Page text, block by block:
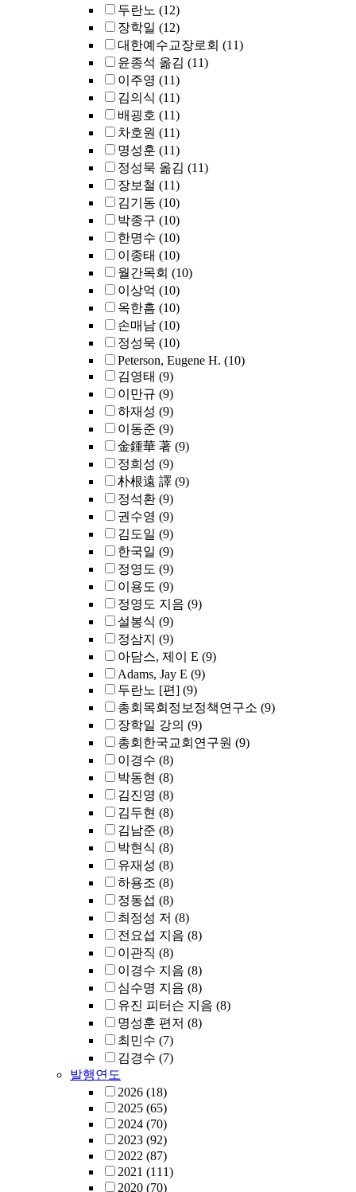
두란노 (12)
장학일 (12)
대한예수교장로회 (11)
윤종석 옮김 (11)
이주영 (11)
김의식 (11)
배굉호 (11)
차호원 (11)
명성훈 (11)
정성묵 옮김 (11)
장보철 (11)
김기동 (10)
박종구 (10)
한명수 (10)
이종태 (10)
월간목회 (10)
이상억 (10)
옥한흠 (10)
손매남 (10)
정성묵 (10)
Peterson, Eugene H. (10)
김영태 (9)
이만규 (9)
하재성 (9)
이동준 (9)
金鍾華 著 (9)
정희성 (9)
朴根遠 譯 (9)
정석환 (9)
권수영 (9)
김도일 (9)
한국일 (9)
정영도 (9)
이용도 (9)
정영도 지음 (9)
설봉식 (9)
정삼지 (9)
아담스, 제이 E (9)
Adams, Jay E (9)
두란노 [편] (9)
총회목회정보정책연구소 (9)
장학일 강의 (9)
총회한국교회연구원 (9)
이경수 (8)
박동현 (8)
김진영 (8)
김두현 (8)
김남준 (8)
박현식 (8)
유재성 (8)
하용조 (8)
정동섭 (8)
최정성 저 (8)
전요섭 지음 (8)
이관직 (8)
이경수 지음 (8)
심수명 지음 (8)
유진 피터슨 지음 (8)
명성훈 편저 (8)
최민수 (7)
김경수 (7)
발행연도
2026 (18)
2025 (65)
2024 (70)
2023 (92)
2022 (87)
2021 (111)
2020 (70)